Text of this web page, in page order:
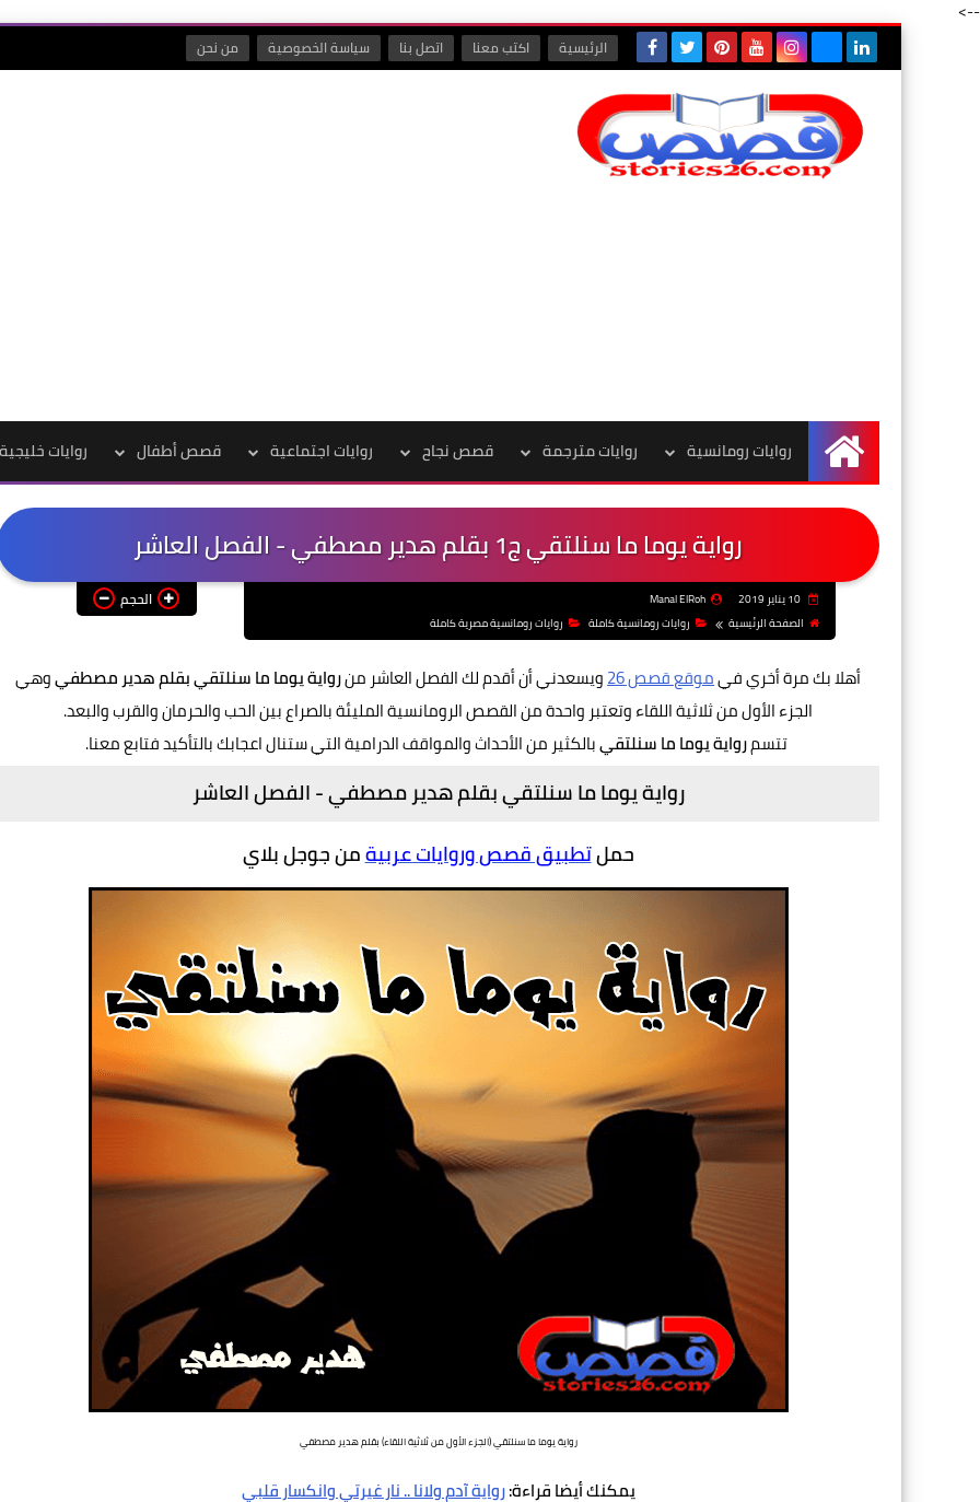
-->
الرئيسية اكتب معنا اتصل بنا سياسة الخصوصية من نحن
الرئيسية
روايات رومانسية روايات مترجمة قصص نجاح روايات اجتماعية قصص أطفال روايات خليجية
رواية يوما ما سنلتقي ج1 بقلم هدير مصطفي - الفصل العاشر
10 يناير 2019
Manal ElRoh
الصفحة الرئيسية
روايات رومانسية كاملة روايات رومانسية مصرية كاملة
الحجم
أهلا بك مرة أخري فيموقع قصص 26 ويسعدني أن أقدم لك الفصل العاشر منرواية يوما ما سنلتقي بقلم هدير مصطفيوهي
الجزء الأول من ثلاثية اللقاء وتعتبر واحدة من القصص الرومانسية المليئة بالصراع بين الحب والحرمان والقرب والبعد.
تتسمرواية يوما ما سنلتقيبالكثير من الأحداث والمواقف الدرامية التي ستنال اعجابك بالتأكيد فتابع معنا.
رواية يوما ما سنلتقي بقلم هدير مصطفي -الفصلالعاشر
حملتطبيق قصص وروايات عربيةمن جوجل بلاي
رواية يوما ما سنلتقي (الجزء الأول من ثلاثية اللقاء) بقلم هدير مصطفي
يمكنك أيضا قراءة:رواية آدم ولانا .. نار غيرتي وانكسار قلبي